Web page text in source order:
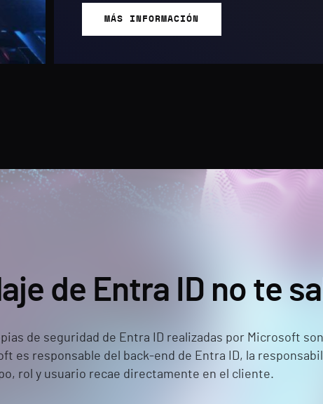
MÁS INFORMACIÓN
de Entra ID no te
de seguridad de Entra ID realizadas por Microsoft
es responsable del back-end de Entra ID, la
rol y usuario recae directamente en el cliente.